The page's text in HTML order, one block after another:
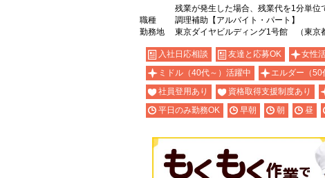
残業が発生した場合、残業代を1分単位
職種
調理補助【アルバイト・パート】
勤務地
東京ダイヤビルディング1号館 （東京
入社日応相談 友達と応募OK 女性
ミドル（40代～）活躍中
エルダー（50
社員登用あり
資格取得支援制度あり
平日のみ勤務OK
早朝 朝 昼